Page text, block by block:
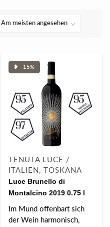
❥ -15%
TENUTA LUCE /
ITALIEN, TOSKANA
Luce Brunello di
Montalcino 2019 0.75 l
Im Mund offenbart sich
der Wein harmonisch,